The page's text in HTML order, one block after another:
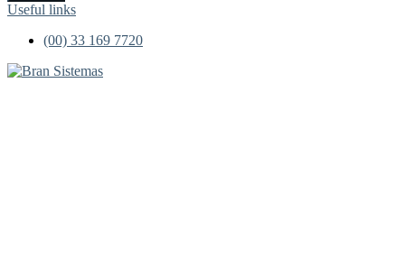
Useful links
(00) 33 169 7720